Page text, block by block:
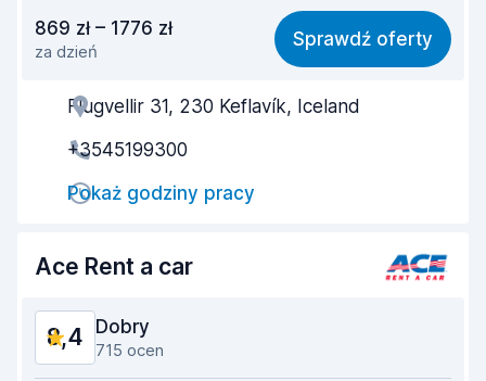
7,9
Łatwość znalezienia 8,4
Pomocność przedstawiciela
Szybkość odbioru
Szybkość zwrotu
8,7
869 zł – 1776 zł
za dzień
Sprawdź oferty
Flugvellir 31, 230 Keflavík, Iceland
+3545199300
Pokaż godziny pracy
Ace Rent a car
8,4 Dobry
715 ocen